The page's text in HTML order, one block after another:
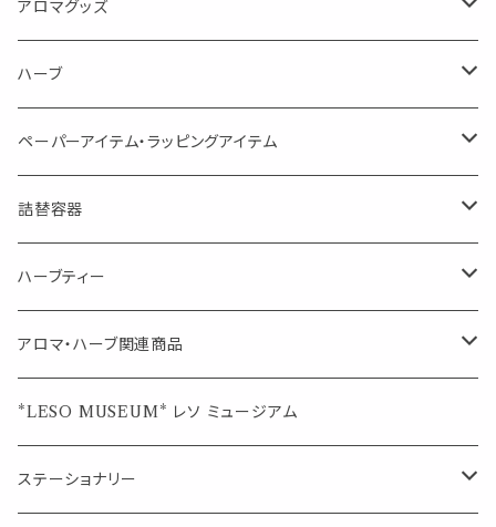
Kiyome LESO. キヨメ レソット
体感-4℃ !? 薄荷をブレンドしたアロマスプレー
AroMachi アロマチ 町の香り
Mask&Pillow Aroma
エッセンシャルオイル
シングル
ブレンド
キャリアオイル
アロマグッズ
エッセンシャルオイル
ディフューザー
ハーブ
サシェ・香り袋
ハーブティー
シングル
キャンディー
ペーパーアイテム・ラッピングアイテム
シーリングワックス シール
ペーパークリップ
ウェルカムボード・装飾
席札クリップ
プチギフト
詰替容器
ロールオンボトル
スプレーボトル
スポイトボトル
精油用ボトル
ハーブティー
ブレンド
ジュエル オブ ビューティー
美人さんのハーブティー
シングル
アロマ・ハーブ関連商品
エッセンシャルオイル
シングル
クラフト器材・道具
*LESO MUSEUM* レソ ミュージアム
ステーショナリー